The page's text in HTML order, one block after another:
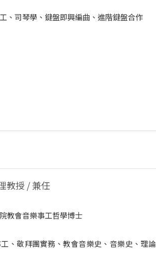
、司琴學、鍵盤即興編曲、進階鍵盤合作
教授 / 兼任
教會音樂事工哲學博士
、敬拜團實務、教會音樂史、音樂史、理論